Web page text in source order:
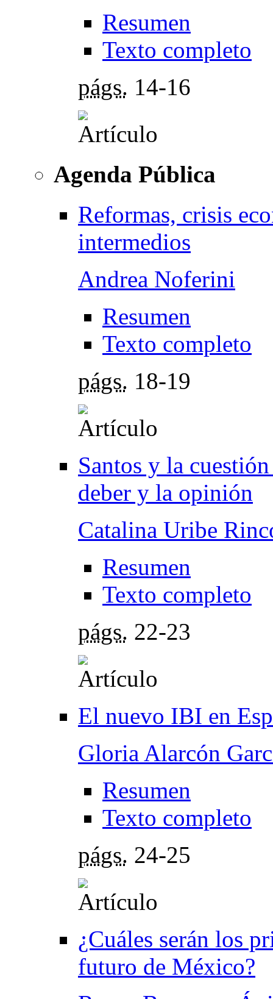
Resumen
Texto completo
págs. 14-16
Agenda Pública
Reformas, crisis
intermedios
Andrea Noferini
Resumen
Texto completo
págs. 18-19
Santos y la
deber y la opinión
Catalina Uribe
Resumen
Texto completo
págs. 22-23
El nuevo IBI en
Gloria Alarcón
Resumen
Texto completo
págs. 24-25
¿Cuáles serán los
futuro de México?